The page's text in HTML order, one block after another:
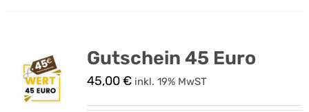
Gutschein 45 Euro
45,00€ inkl. 19% MwST